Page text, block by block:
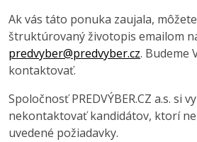
Ak vás táto ponuka zaujala,
štruktúrovaný životopis emailom
predvyber@predvyber.cz. Budeme
kontaktovať.
Spoločnosť PREDVÝBER.CZ a.s. si
nekontaktovať kandidátov, ktorí
uvedené požiadavky.